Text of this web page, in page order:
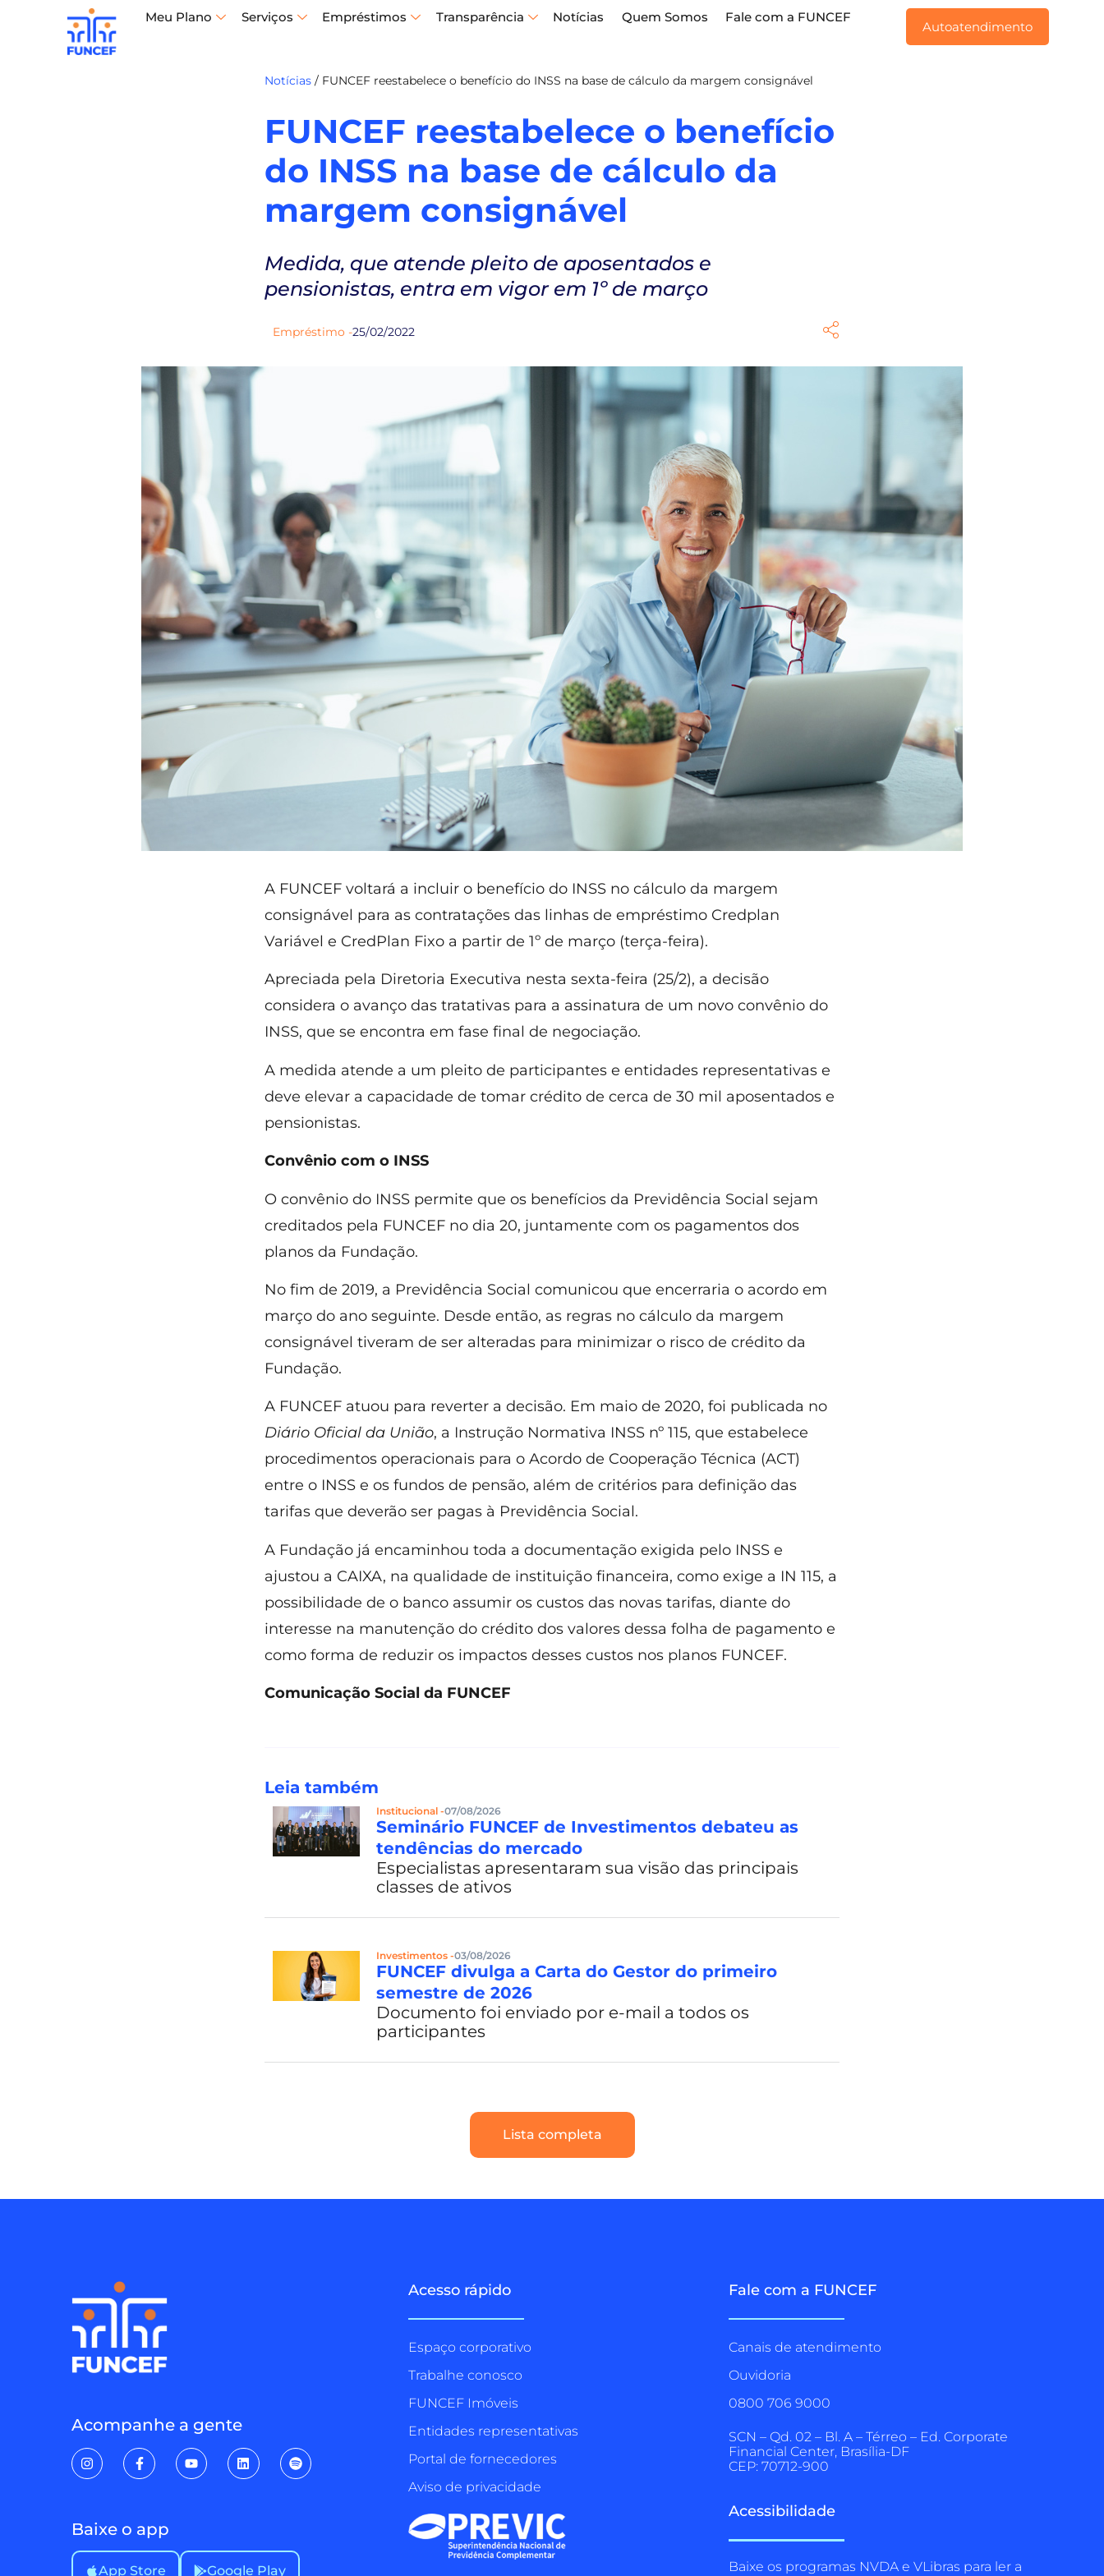
Meu Plano Serviços Empréstimos Transparência Notícias Quem Somos Fale com a FUNCEF
Autoatendimento
Notícias / FUNCEF reestabelece o benefício do INSS na base de cálculo da margem consignável
FUNCEF reestabelece o benefício
do INSS na base de cálculo da
margem consignável
Medida, que atende pleito de aposentados e
pensionistas, entra em vigor em 1º de março
Empréstimo -25/02/2022
A FUNCEF voltará a incluir o benefício do INSS no cálculo da margem
consignável para as contratações das linhas de empréstimo Credplan
Variável e CredPlan Fixo a partir de 1º de março (terça-feira).
Apreciada pela Diretoria Executiva nesta sexta-feira (25/2), a decisão
considera o avanço das tratativas para a assinatura de um novo convênio do
INSS, que se encontra em fase final de negociação.
A medida atende a um pleito de participantes e entidades representativas e
deve elevar a capacidade de tomar crédito de cerca de 30 mil aposentados e
pensionistas.
Convênio com o INSS
O convênio do INSS permite que os benefícios da Previdência Social sejam
creditados pela FUNCEF no dia 20, juntamente com os pagamentos dos
planos da Fundação.
No fim de 2019, a Previdência Social comunicou que encerraria o acordo em
março do ano seguinte. Desde então, as regras no cálculo da margem
consignável tiveram de ser alteradas para minimizar o risco de crédito da
Fundação.
A FUNCEF atuou para reverter a decisão. Em maio de 2020, foi publicada no
Diário Oficial da União, a Instrução Normativa INSS nº 115, que estabelece
procedimentos operacionais para o Acordo de Cooperação Técnica (ACT)
entre o INSS e os fundos de pensão, além de critérios para definição das
tarifas que deverão ser pagas à Previdência Social.
A Fundação já encaminhou toda a documentação exigida pelo INSS e
ajustou a CAIXA, na qualidade de instituição financeira, como exige a IN 115, a
possibilidade de o banco assumir os custos das novas tarifas, diante do
interesse na manutenção do crédito dos valores dessa folha de pagamento e
como forma de reduzir os impactos desses custos nos planos FUNCEF.
Comunicação Social da FUNCEF
Leia também
Institucional -07/08/2026
Seminário FUNCEF de Investimentos debateu as
tendências do mercado
Especialistas apresentaram sua visão das principais
classes de ativos
Investimentos -03/08/2026
FUNCEF divulga a Carta do Gestor do primeiro
semestre de 2026
Documento foi enviado por e-mail a todos os
participantes
Lista completa
Acompanhe a gente
Baixe o app
App Store Google Play
Acesso rápido
Espaço corporativo
Trabalhe conosco
FUNCEF Imóveis
Entidades representativas
Portal de fornecedores
Aviso de privacidade
Fale com a FUNCEF
Canais de atendimento
Ouvidoria
0800 706 9000
SCN – Qd. 02 – Bl. A – Térreo – Ed. Corporate
Financial Center, Brasília-DF
CEP: 70712-900
Acessibilidade
Baixe os programas NVDA e VLibras para ler a